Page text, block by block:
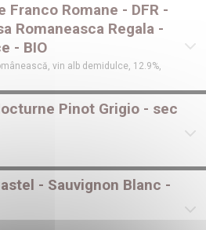
Franco Romane - DFR -
Romaneasca Regala -
- BIO
vin alb demidulce, 12.9%,
Pinot Grigio - sec
- Sauvignon Blanc -